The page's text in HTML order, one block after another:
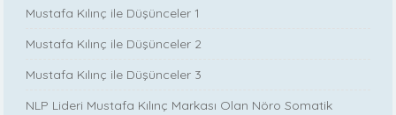
Mustafa Kılınç ile Düşünceler 1
Mustafa Kılınç ile Düşünceler 2
Mustafa Kılınç ile Düşünceler 3
NLP Lideri Mustafa Kılınç Markası Olan Nöro Somatik